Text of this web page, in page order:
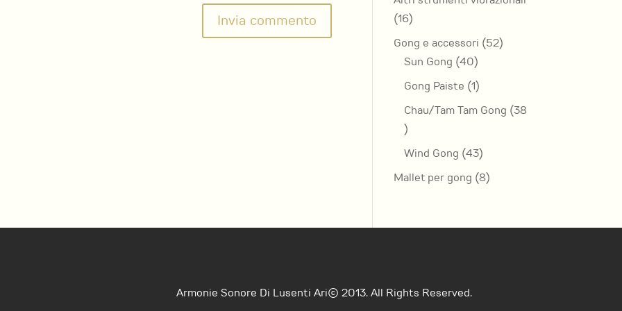
1616
Gong e accessori 5252
Sun Gong 4040
prodotti
Gong Paiste 11
prodotto
Chau/Tam Tam Gong 38
38
prodotti
Wind Gong 4343
prodotti
Mallet per gong 88
Armonie Sonore Di Lusenti Ari© 2013. All Rights Reserved.